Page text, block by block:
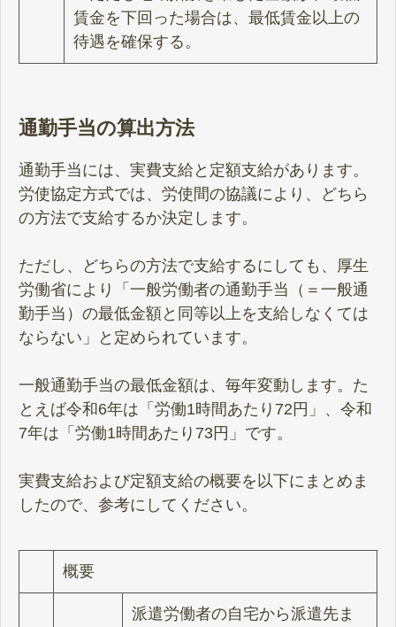
賃金を下回った場合は、最低賃金以上の
待遇を確保する。
通勤手当の算出方法
通勤手当には、実費支給と定額支給があります。
労使協定方式では、労使間の協議により、どちら
の方法で支給するか決定します。
ただし、どちらの方法で支給するにしても、厚生
労働省により「一般労働者の通勤手当（＝一般通
勤手当）の最低金額と同等以上を支給しなくては
ならない」と定められています。
一般通勤手当の最低金額は、毎年変動します。た
とえば令和6年は「労働1時間あたり72円」、令和
7年は「労働1時間あたり73円」です。
実費支給および定額支給の概要を以下にまとめま
したので、参考にしてください。
概要
派遣労働者の自宅から派遣先ま